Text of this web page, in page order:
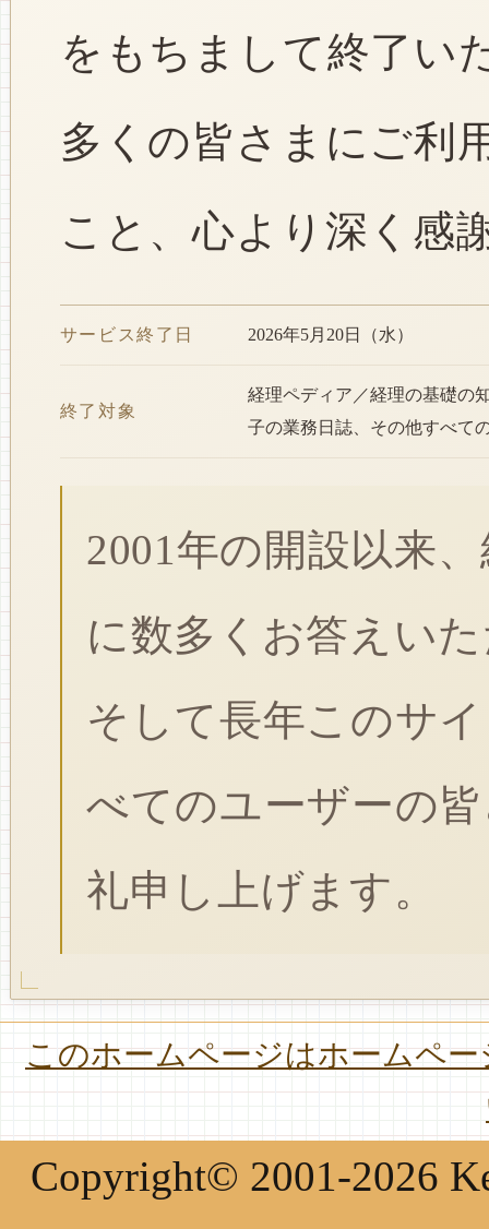
をもちまして終了い
多くの皆さまにご利
こと、心より深く感
サービス終了日 2026年5月20日（水）
終了対象
経理ペディア／経理の基礎の
子の業務日誌、その他すべて
2001年の開設以来
に数多くお答えい
そして長年このサ
べてのユーザーの
礼申し上げます。
このホームページはホームペ
Copyright© 2001-2026